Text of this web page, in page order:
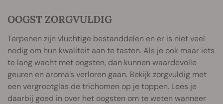
OOGST ZORGVULDIG
Terpenen zijn vluchtige bestanddelen en er is niet veel
nodig om hun kwaliteit aan te tasten. Als je ook maar iets
te lang wacht met oogsten, dan kunnen waardevolle
geuren en aroma’s verloren gaan. Bekijk zorgvuldig met
een vergrootglas de trichomen op je toppen. Lees je
daarbij goed in over het oogsten om te weten wanneer